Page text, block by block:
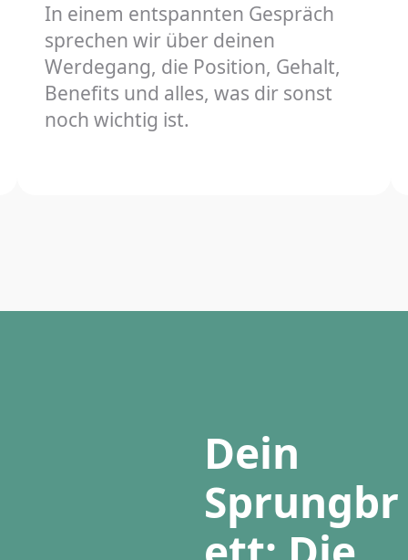
In einem entspannten Gespräch
sprechen wir über deinen
Werdegang, die Position, Gehalt,
Benefits und alles, was dir sonst
noch wichtig ist.
Dein
Sprungbr